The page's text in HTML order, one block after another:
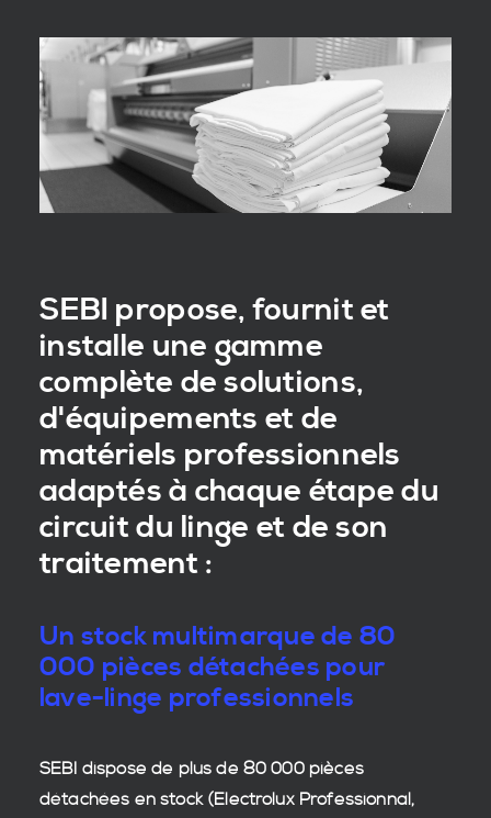
SEBI propose, fournit et
installe une gamme
complète de solutions,
d'équipements et de
matériels professionnels
adaptés à chaque étape du
circuit du linge et de son
traitement :
Un stock multimarque de 80
000 pièces détachées pour
lave-linge professionnels
SEBI dispose de plus de 80 000pièces
détachées en stock(Electrolux Professionnal,